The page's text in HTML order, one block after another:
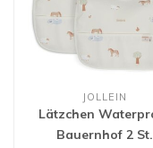
JOLLEIN
Lätzchen
Bauernhof 2 St.